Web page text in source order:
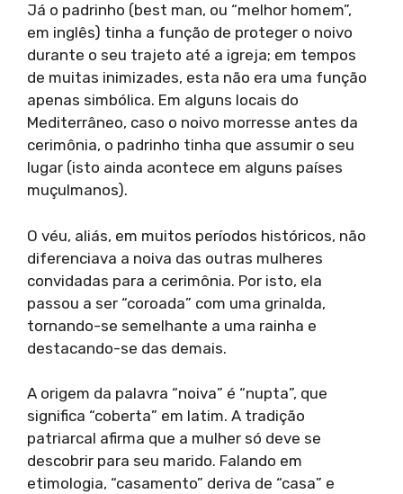
Já o padrinho (best man, ou “melhor homem”,
em inglês) tinha a função de proteger o noivo
durante o seu trajeto até a igreja; em tempos
de muitas inimizades, esta não era uma função
apenas simbólica. Em alguns locais do
Mediterrâneo, caso o noivo morresse antes da
cerimônia, o padrinho tinha que assumir o seu
lugar (isto ainda acontece em alguns países
muçulmanos).
O véu, aliás, em muitos períodos históricos, não
diferenciava a noiva das outras mulheres
convidadas para a cerimônia. Por isto, ela
passou a ser “coroada” com uma grinalda,
tornando-se semelhante a uma rainha e
destacando-se das demais.
A origem da palavra “noiva” é “nupta”, que
significa “coberta” em latim. A tradição
patriarcal afirma que a mulher só deve se
descobrir para seu marido. Falando em
etimologia, “casamento” deriva de “casa” e